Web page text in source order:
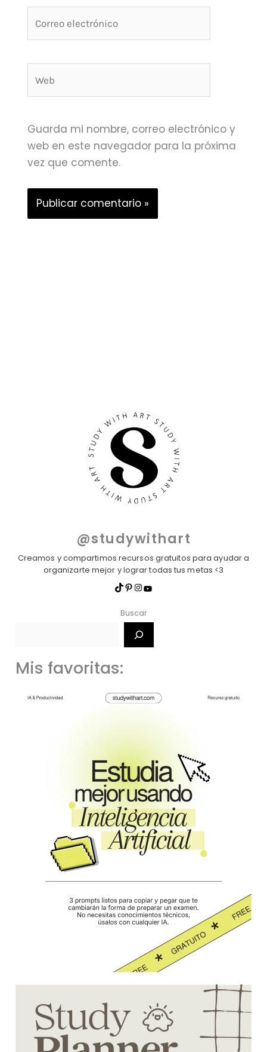
electrónico
Guarda mi nombre, correo electrónico y
web en este navegador para la próxima
vez que comente.
@studywithart
Creamos y compartimos recursos gratuitos para ayudar a
organizarte mejor y lograr todas tus metas <3
Buscar
Mis favoritas: